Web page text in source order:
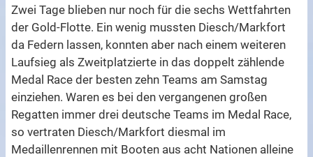
Zwei Tage blieben nur noch für die sechs Wettfahrten
der Gold-Flotte. Ein wenig mussten Diesch/Markfort
da Federn lassen, konnten aber nach einem weiteren
Laufsieg als Zweitplatzierte in das doppelt zählende
Medal Race der besten zehn Teams am Samstag
einziehen. Waren es bei den vergangenen großen
Regatten immer drei deutsche Teams im Medal Race,
so vertraten Diesch/Markfort diesmal im
Medaillenrennen mit Booten aus acht Nationen alleine